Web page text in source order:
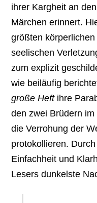
ihrer Kargheit an
Märchen erinnert.
größten
seelischen
zum explizit
wie beiläufig
große Heftihre
den zwei Brüdern
die Verrohung der
protokollieren.
Einfachheit und
Lesers dunkelste